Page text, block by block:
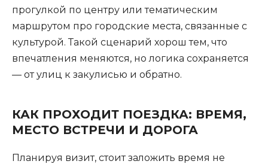
прогулкой по центру или тематическим
маршрутом про городские места, связанные с
культурой. Такой сценарий хорош тем, что
впечатления меняются, но логика сохраняется
— от улиц к закулисью и обратно.
КАК ПРОХОДИТ ПОЕЗДКА: ВРЕМЯ,
МЕСТО ВСТРЕЧИ И ДОРОГА
Планируя визит, стоит заложить время не